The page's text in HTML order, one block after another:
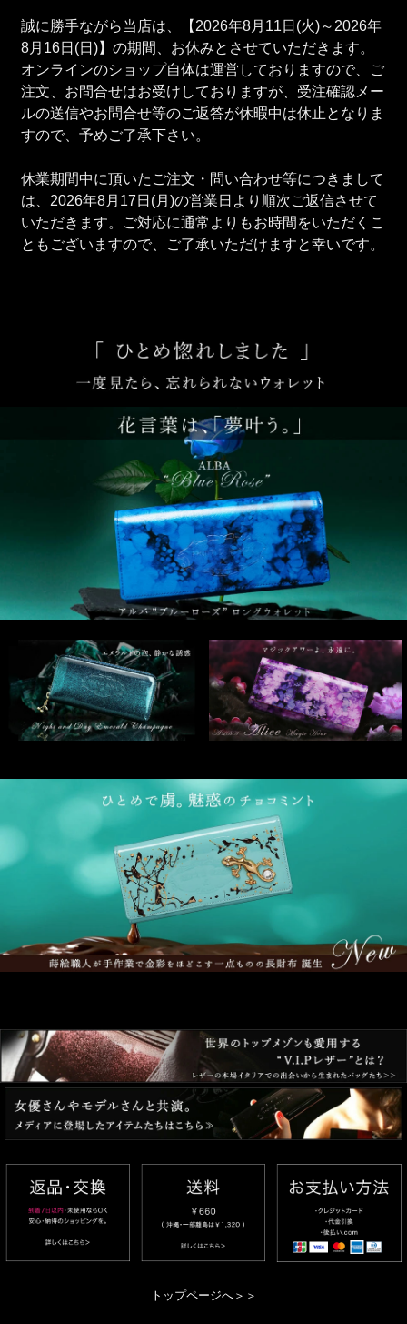
誠に勝手ながら当店は、【2026年8月11日(火)～2026年
8月16日(日)】の期間、お休みとさせていただきます。
オンラインのショップ自体は運営しておりますので、ご
注文、お問合せはお受けしておりますが、受注確認メー
ルの送信やお問合せ等のご返答が休暇中は休止となりま
すので、予めご了承下さい。
休業期間中に頂いたご注文・問い合わせ等につきまして
は、2026年8月17日(月)の営業日より順次ご返信させて
いただきます。ご対応に通常よりもお時間をいただくこ
ともございますので、ご了承いただけますと幸いです。
トップページへ＞＞